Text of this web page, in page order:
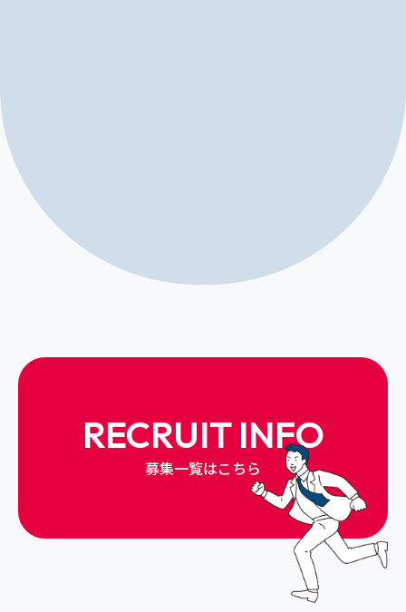
RECRUIT INFO
募集一覧はこちら